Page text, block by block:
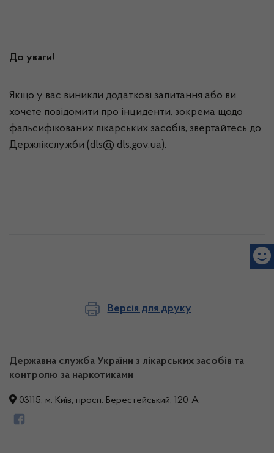
До уваги!
Якщо у вас виникли додаткові запитання або ви
хочете повідомити про інциденти, зокрема щодо
фальсифікованих лікарських засобів, звертайтесь до
Держлікслужби (dls@ dls.gov.ua).
Версія для друку
Державна служба України з лікарських засобів та
контролю за наркотиками
03115, м. Київ, просп. Берестейський, 120-А